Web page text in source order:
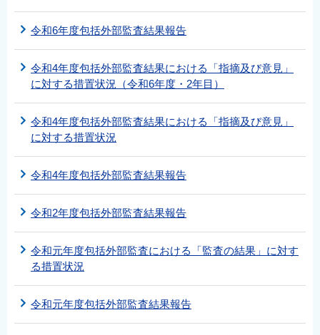
令和6年度包括外部監査結果報告
令和4年度包括外部監査結果における「指摘及び意見」
に対する措置状況（令和6年度・2年目）
令和4年度包括外部監査結果における「指摘及び意見」
に対する措置状況
令和4年度包括外部監査結果報告
令和2年度包括外部監査結果報告
令和元年度包括外部監査における「監査の結果」に対す
る措置状況
令和元年度包括外部監査結果報告